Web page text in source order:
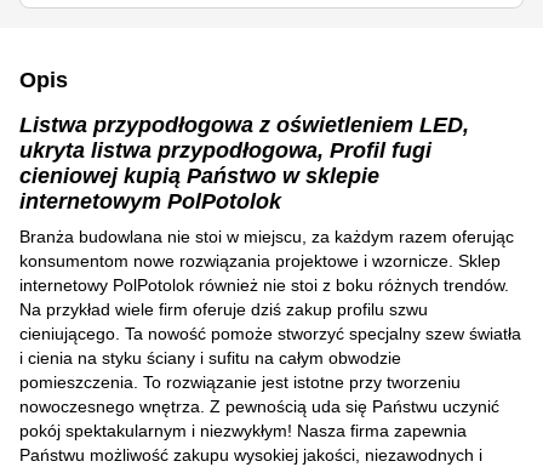
Opis
Listwa przypodłogowa z oświetleniem LED,
ukryta listwa przypodłogowa, Profil fugi
cieniowej kupią Państwo w sklepie
internetowym PolPotolok
Branża budowlana nie stoi w miejscu, za każdym razem oferując
konsumentom nowe rozwiązania projektowe i wzornicze. Sklep
internetowy PolPotolok również nie stoi z boku różnych trendów.
Na przykład wiele firm oferuje dziś zakup profilu szwu
cieniującego. Ta nowość pomoże stworzyć specjalny szew światła
i cienia na styku ściany i sufitu na całym obwodzie
pomieszczenia. To rozwiązanie jest istotne przy tworzeniu
nowoczesnego wnętrza. Z pewnością uda się Państwu uczynić
pokój spektakularnym i niezwykłym! Nasza firma zapewnia
Państwu możliwość zakupu wysokiej jakości, niezawodnych i